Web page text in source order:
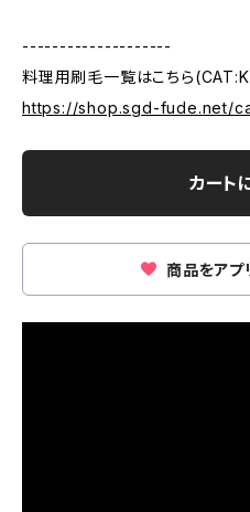
--------------------
料理用刷毛一覧はこちら
https://shop.sgd-fude.net/
カート
商品をアプ